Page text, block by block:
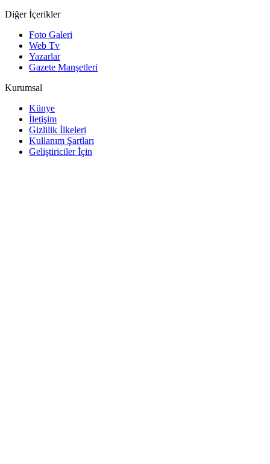
Diğer İçerikler
Foto Galeri
Web Tv
Yazarlar
Gazete Manşetleri
Kurumsal
Künye
İletişim
Gizlilik İlkeleri
Kullanım Şartları
Geliştiriciler İçin